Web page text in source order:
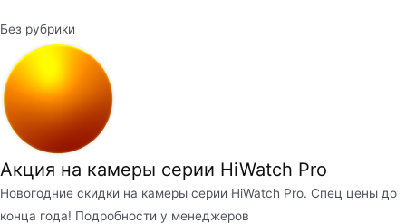
Без рубрики
Акция на камеры серии HiWatch Pro
Новогодние скидки на камеры серии HiWatch Pro. Спец цены до
конца года! Подробности у менеджеров